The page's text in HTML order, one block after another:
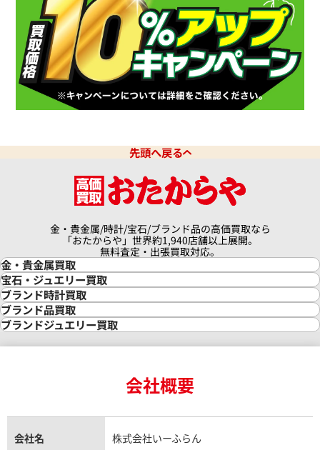
先頭へ戻る
金・貴金属/時計/宝石/ブランド品の高価買取なら
「おたからや」世界約1,940店舗以上展開。
無料査定・出張買取対応。
金・貴金属買取
金買取
金の相場価格情報
金の参考買取価格一覧
インゴット買取
インゴットの相場価格情報
24金買取
金貨買取
貴金属買取
宝石・ジュエリー買取
宝石・ジュエリー買取
ダイヤモンド買取
ダイヤモンド・宝石の参考価格一覧
リング・結婚指輪買取
エメラルド買取
トパーズ買取
タンザナイト買取
ブランド時計買取
時計買取
ロレックス買取
ロレックス デイトナ買取
ロレックス サブマリーナー買取
ロレックス エクスプローラー買取
ロレックス デイトジャスト買取
パテック フィリップノーチラス買取
ブランド品買取
ブランド買取
シャネル マトラッセ買取
ブランドジュエリー買取
ヴァンクリーフ＆アーペル買取
ショーメ買取
会社概要
会社名 株式会社いーふらん